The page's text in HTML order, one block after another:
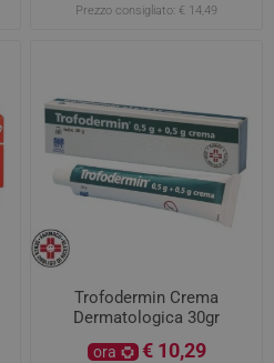
Prezzo consigliato: € 14,49
Trofodermin Crema
Dermatologica 30gr
ora € 10,29